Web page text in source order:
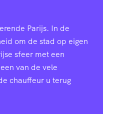
Parijs. In de
om de stad op eigen
sfeer met een
van de vele
chauffeur u terug